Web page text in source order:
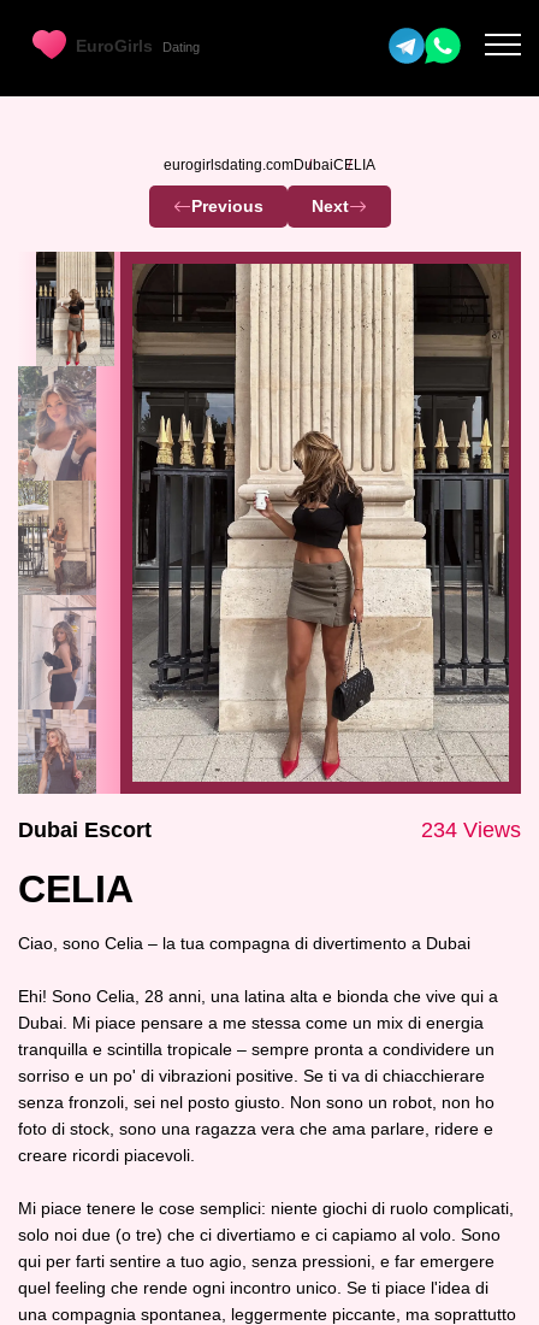
eurogirlsdating.comDubaiCELIA
Previous Next
Dubai Escort 234 Views
CELIA
Ciao, sono Celia – la tua compagna di divertimento a Dubai
Ehi! Sono Celia, 28 anni, una latina alta e bionda che vive qui a
Dubai. Mi piace pensare a me stessa come un mix di energia
tranquilla e scintilla tropicale – sempre pronta a condividere un
sorriso e un po' di vibrazioni positive. Se ti va di chiacchierare
senza fronzoli, sei nel posto giusto. Non sono un robot, non ho
foto di stock, sono una ragazza vera che ama parlare, ridere e
creare ricordi piacevoli.
Mi piace tenere le cose semplici: niente giochi di ruolo complicati,
solo noi due (o tre) che ci divertiamo e ci capiamo al volo. Sono
qui per farti sentire a tuo agio, senza pressioni, e far emergere
quel feeling che rende ogni incontro unico. Se ti piace l'idea di
una compagnia spontanea, leggermente piccante, ma soprattutto